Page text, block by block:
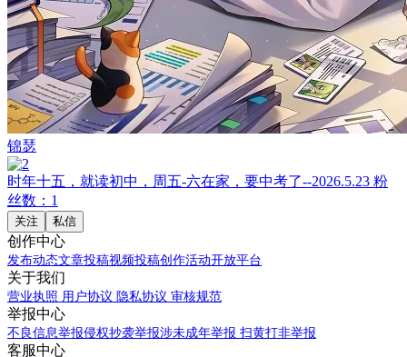
锦瑟
时年十五，就读初中，周五-六在家，要中考了--2026.5.23 粉
丝数：1
关注 私信
创作中心
发布动态文章投稿视频投稿创作活动开放平台
关于我们
营业执照 用户协议 隐私协议 审核规范
举报中心
不良信息举报侵权抄袭举报涉未成年举报 扫黄打非举报
客服中心